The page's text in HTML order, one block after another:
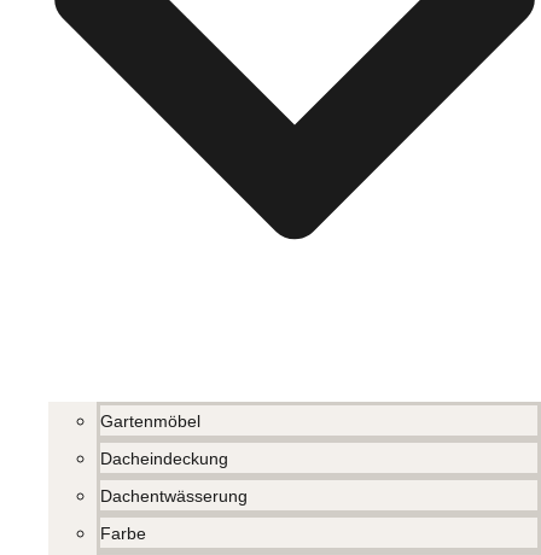
Gartenmöbel
Dacheindeckung
Dachentwässerung
Farbe